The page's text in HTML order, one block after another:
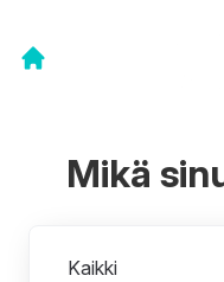
Mikä
Kaikki